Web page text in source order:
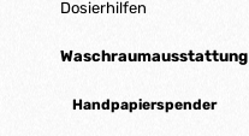
Dosierhilfen
Waschraumausstattung
Handpapierspender